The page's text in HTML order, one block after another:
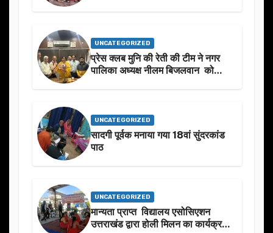
UNCATEGORIZED
प्रेस क्लब मुनि की रेती की टीम ने नगर
पालिका अध्यक्ष नीलम बिजलवान को
UNCATEGORIZED
सादगी पूर्वक मनाया गया 18वां सुंदरकांड
पाठ
UNCATEGORIZED
मान्यता प्राप्त विद्यालय एसोसिएशन
उत्तराखंड द्वारा होली मिलन का कार्यक्रम